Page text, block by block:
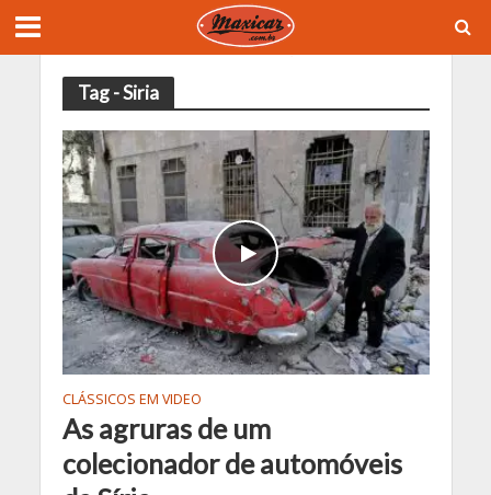
Tag - Siria
CLÁSSICOS EM VIDEO
As agruras de um
colecionador de automóveis